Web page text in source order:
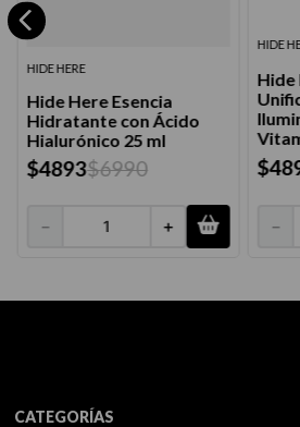
HIDE HERE
Hide Here Esencia
Hidratante con Ácido
Hialurónico 25 ml
$4893$6990
＋
－
HIDE
Hide
$
－
CATEGORÍAS